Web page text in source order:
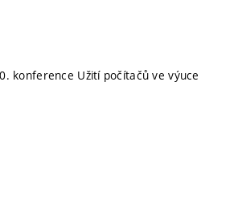
konference Užití počítačů ve výuce